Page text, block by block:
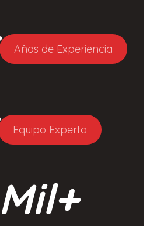
Años de Experiencia
Equipo Experto
Mil+